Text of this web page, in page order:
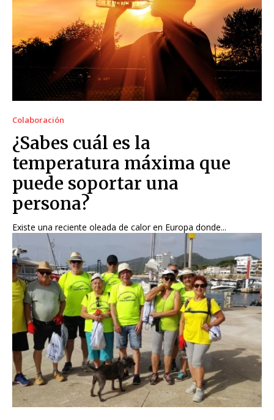
Colaboración
¿Sabes cuál es la
temperatura máxima que
puede soportar una
persona?
Existe una reciente oleada de calor en Europa donde...